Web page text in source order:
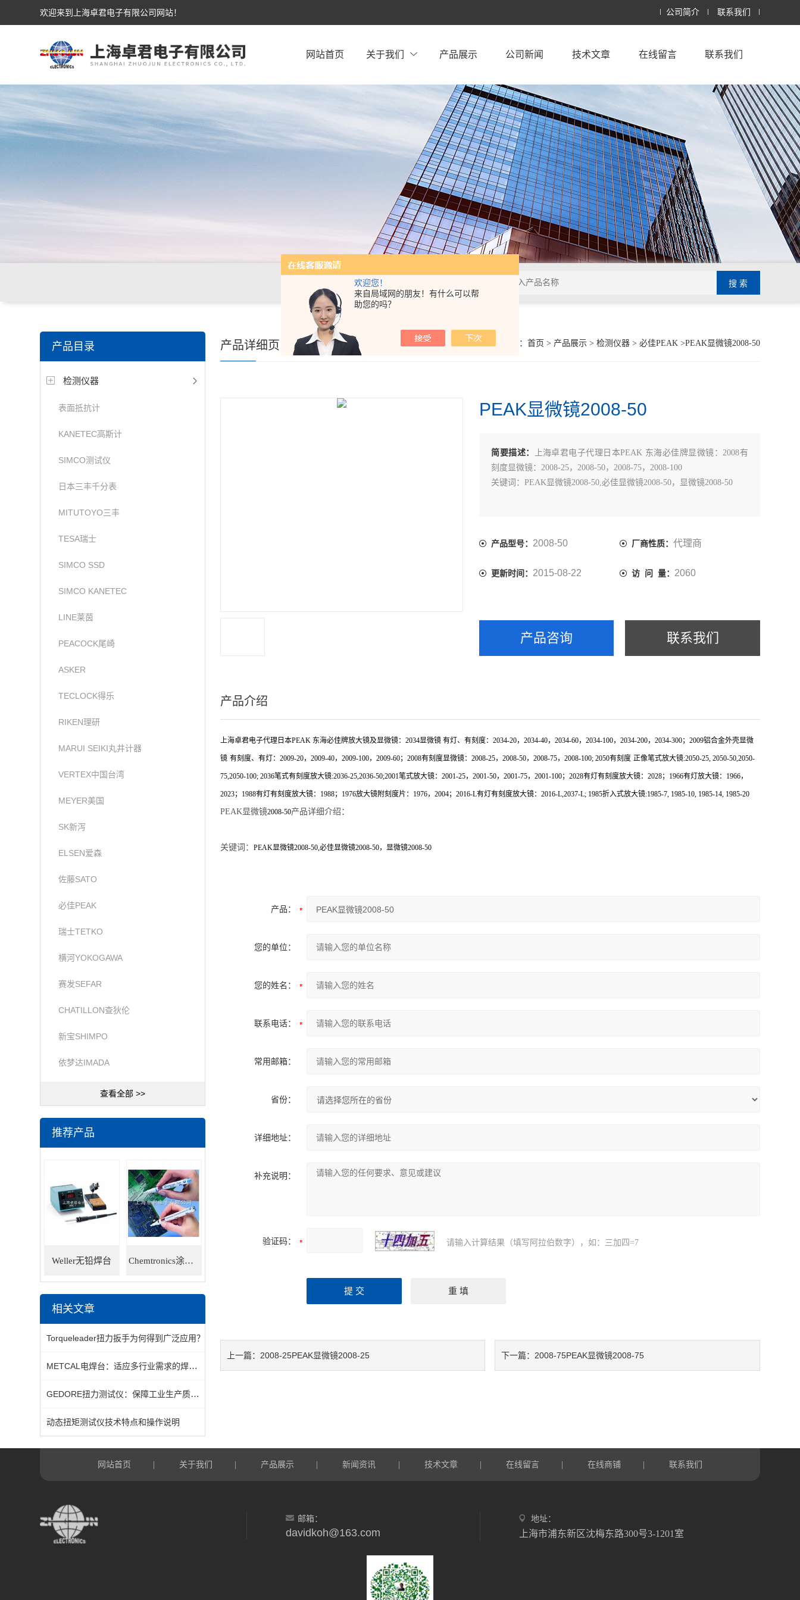
欢迎您！
来自局域网的朋友！有什么可以帮
助您的吗？
欢迎来到上海卓君电子有限公司网站！ 公司简介 联系我们
网站首页 关于我们 产品展示 公司新闻 技术文章 在线留言 联系我们
产品目录
检测仪器
表面抵抗计
KANETEC高斯计
SIMCO测试仪
日本三丰千分表
MITUTOYO三丰
TESA瑞士
SIMCO SSD
SIMCO KANETEC
LINE莱茵
PEACOCK尾崎
ASKER
TECLOCK得乐
RIKEN理研
MARUI SEIKI丸井计器
VERTEX中国台湾
MEYER美国
SK新泻
ELSEN爱森
佐藤SATO
必佳PEAK
瑞士TETKO
横河YOKOGAWA
赛发SEFAR
CHATILLON查狄伦
新宝SHIMPO
依梦达IMADA
查看全部 >>
推荐产品
Weller无铅焊台 Chemtronics涂层笔
相关文章
Torqueleader扭力扳手为何得到广泛应用？
METCAL电焊台：适应多行业需求的焊接利器
GEDORE扭力测试仪：保障工业生产质量的利器
动态扭矩测试仪技术特点和操作说明
你的位置： 首页 > 产品展示> 检测仪器> 必佳PEAK>PEAK显微镜2008-50
产品详细页
PEAK显微镜2008-50
简要描述：
上海卓君电子代理日本PEAK 东海必佳牌显微镜：2008有
刻度显微镜：2008-25，2008-50，2008-75，2008-100
关键词：PEAK显微镜2008-50,必佳显微镜2008-50，显微镜2008-50
产品型号： 2008-50 厂商性质： 代理商
更新时间： 2015-08-22 访 问 量： 2060
产品咨询 联系我们
产品介绍
上海卓君电子代理日本PEAK 东海必佳牌放大镜及显微镜： 2034显微镜 有灯、有刻度：2034-20，2034-40，2034-60，2034-100，2034-200，2034-300； 2009铝合金外壳显微
镜 有刻度、有灯： 2009-20， 2009-40， 2009-100， 2009-60； 2008有刻度显微镜： 2008-25， 2008-50， 2008-75， 2008-100; 2050有刻度 正像笔式放大镜:2050-25, 2050-50,2050-
75,2050-100; 2036笔式有刻度放大镜:2036-25,2036-50;2001笔式放大镜： 2001-25， 2001-50， 2001-75， 2001-100； 2028有灯有刻度放大镜： 2028； 1966有灯放大镜： 1966，
2023； 1988有灯有刻度放大镜： 1988； 1976放大镜附刻度片： 1976， 2004； 2016-L有灯有刻度放大镜： 2016-L,2037-L; 1985折入式放大镜:1985-7, 1985-10, 1985-14, 1985-20
PEAK显微镜2008-50产品详细介绍：
关键词： PEAK显微镜2008-50,必佳显微镜2008-50， 显微镜2008-50
产品：
您的单位：
您的姓名：
联系电话：
常用邮箱：
省份：
详细地址：
补充说明：
验证码： 请输入计算结果（填写阿拉伯数字），如：三加四=7
上一篇： 2008-25PEAK显微镜2008-25 下一篇：2008-75PEAK显微镜2008-75
网站首页 关于我们 产品展示 新闻资讯 技术文章 在线留言 在线商铺 联系我们
邮箱：
davidkoh@163.com
地址：
上海市浦东新区沈梅东路300号3-1201室